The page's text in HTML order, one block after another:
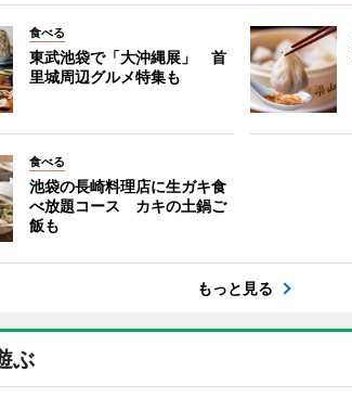
食べる
東武池袋で「大沖縄展」 首
里城周辺グルメ特集も
食べる
池袋の長崎料理店に生ガキ食
べ放題コース カキの土鍋ご
飯も
もっと見る
ぶ